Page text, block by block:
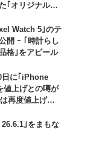
｢オリジナルコ
収益分配｣は廃
Watch 5｣のテ
開 ｰ ｢時計らし
格｣をアピール
に｢iPhone
値上げとの噂が
再度値上げの
｣をまもな